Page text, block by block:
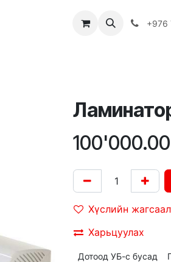
Хямдрал ♻️ Эко шогол
+976
100'000.00
Хүслийн
Харьцуулах
Дотоод УБ-с бусад